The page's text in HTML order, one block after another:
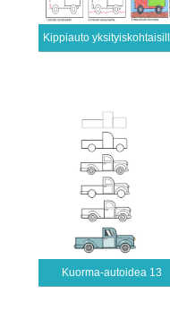
Kuorma-autoidea 13